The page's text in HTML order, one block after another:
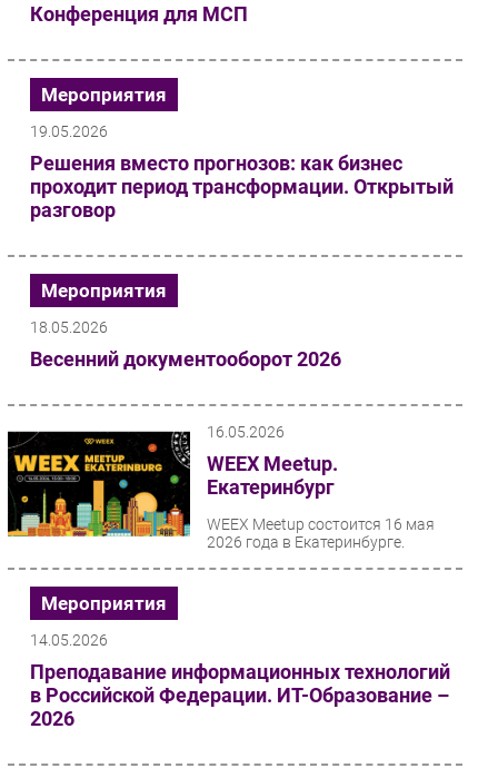
Конференция для МСП
Мероприятия
19.05.2026
Решения вместо прогнозов: как бизнес
проходит период трансформации. Открытый
разговор
Мероприятия
18.05.2026
Весенний документооборот 2026
16.05.2026
WEEX Meetup.
Екатеринбург
WEEX Meetup состоится 16 мая
2026 года в Екатеринбурге.
Мероприятия
14.05.2026
Преподавание информационных технологий
в Российской Федерации. ИТ-Образование –
2026